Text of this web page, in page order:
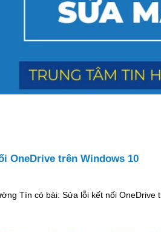
OneDrive trên Windows 10
Tín có bài: Sửa lỗi kết nối OneDrive